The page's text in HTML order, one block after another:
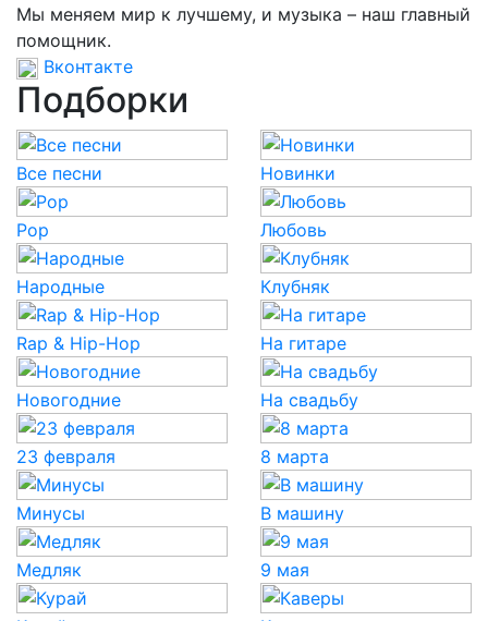
Мы меняем мир к лучшему, и музыка – наш главный
помощник.
Вконтакте
Подборки
Все песни Новинки
Pop Любовь
Народные Клубняк
Rap & Hip-Hop На гитаре
Новогодние На свадьбу
23 февраля 8 марта
Минусы В машину
Медляк 9 мая